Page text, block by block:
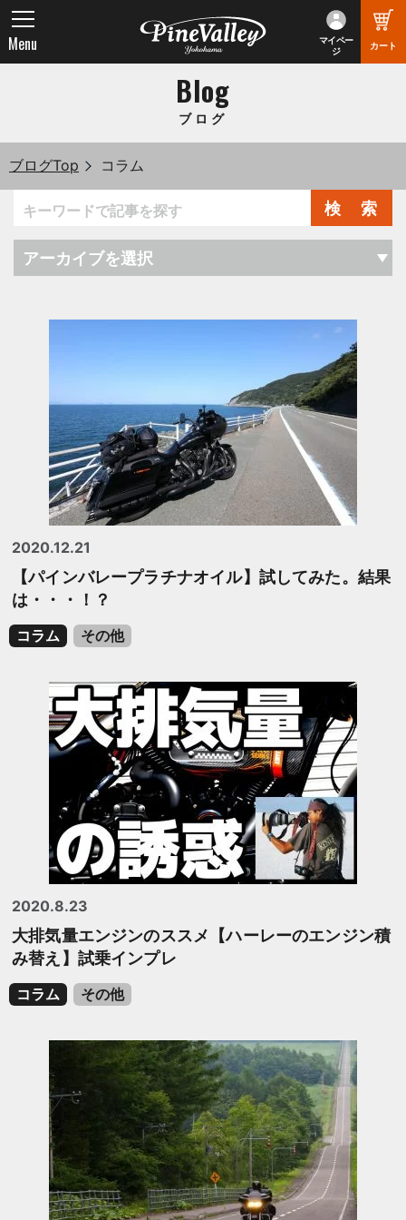
マイペー
ジ
カート
Menu
Blog
ブログ
ブログTop コラム
検 索
2020.12.21
【パインバレープラチナオイル】試してみた。結果
は・・・！？
コラム その他
2020.8.23
大排気量エンジンのススメ【ハーレーのエンジン積
み替え】試乗インプレ
コラム その他